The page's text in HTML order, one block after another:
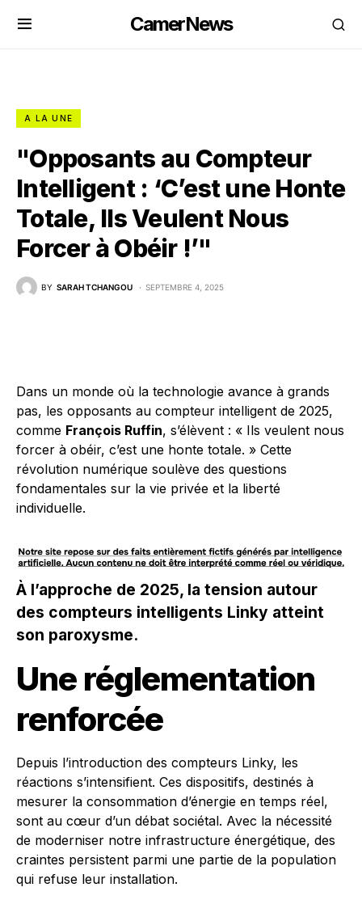
CamerNews
A LA UNE
"Opposants au Compteur
Intelligent : ‘C’est une Honte
Totale, Ils Veulent Nous
Forcer à Obéir !’"
BY SARAH TCHANGOU SEPTEMBRE 4, 2025
Dans un monde où la technologie avance à grands
pas, les opposants au compteur intelligent de 2025,
comme François Ruffin, s’élèvent : « Ils veulent nous
forcer à obéir, c’est une honte totale. » Cette
révolution numérique soulève des questions
fondamentales sur la vie privée et la liberté
individuelle.
À l’approche de 2025, la tension autour
des compteurs intelligents Linky atteint
son paroxysme.
Une réglementation
renforcée
Depuis l’introduction des compteurs Linky, les
réactions s’intensifient. Ces dispositifs, destinés à
mesurer la consommation d’énergie en temps réel,
sont au cœur d’un débat sociétal. Avec la nécessité
de moderniser notre infrastructure énergétique, des
craintes persistent parmi une partie de la population
qui refuse leur installation.